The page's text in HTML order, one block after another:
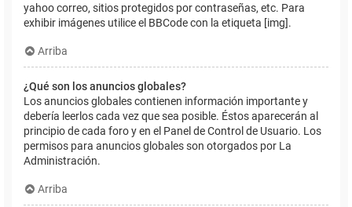
yahoo correo, sitios protegidos por contraseñas, etc. Para
exhibir imágenes utilice el BBCode con la etiqueta [img].
Arriba
¿Qué son los anuncios globales?
Los anuncios globales contienen información importante y
debería leerlos cada vez que sea posible. Éstos aparecerán al
principio de cada foro y en el Panel de Control de Usuario. Los
permisos para anuncios globales son otorgados por La
Administración.
Arriba